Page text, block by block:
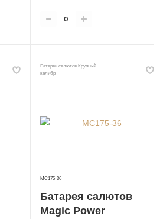
Батареи салютов Крупный
калибр
MC175-36
Батарея салютов
Magic Power